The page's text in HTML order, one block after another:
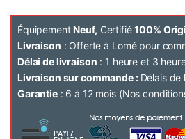
Équipement Neuf, Certifié100%
Livraison : Offerte à Lomé pour
Délai de livraison : 1 heure et 3
Livraison sur commande : Délais
Garantie: 6 à 12 mois (Nos